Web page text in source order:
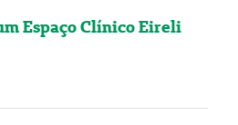
Espaço Clínico Eireli